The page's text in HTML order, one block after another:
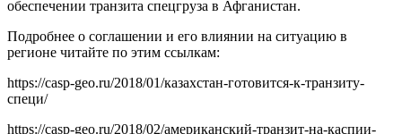
обеспечении транзита спецгруза в Афганистан.
Подробнее о соглашении и его влиянии на ситуацию в
регионе читайте по этим ссылкам:
https://casp-geo.ru/2018/01/казахстан-готовится-к-транзиту-
специ/
https://casp-geo.ru/2018/02/американский-транзит-на-каспии-